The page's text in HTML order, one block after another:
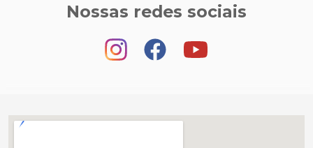
Nossas redes sociais